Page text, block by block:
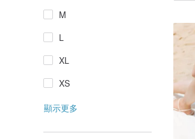
M
L
XL
XS
顯示更多